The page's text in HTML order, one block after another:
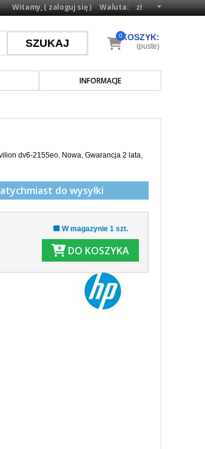
Waluta:
Witamy, (zaloguj się)
INFORMACJE
KOSZYK:
0
(puste)
dv6-2155eo, Nowa, Gwarancja 2 lata,
do wysyłki
🟩 W magazynie 1 szt.
DO KOSZYKA